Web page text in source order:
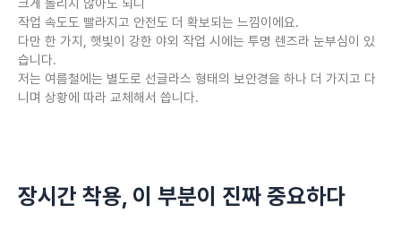
크게 돌리지 않아도 되니
작업 속도도 빨라지고 안전도 더 확보되는 느낌이에요.
다만 한 가지, 햇빛이 강한 야외 작업 시에는 투명 렌즈라 눈부심이 있
습니다.
저는 여름철에는 별도로 선글라스 형태의 보안경을 하나 더 가지고 다
니며 상황에 따라 교체해서 씁니다.
장시간 착용, 이 부분이 진짜 중요하다